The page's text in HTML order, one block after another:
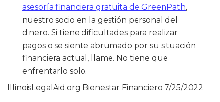
asesoría financiera gratuita de GreenPath,
nuestro socio en la gestión personal del
dinero. Si tiene dificultades para realizar
pagos o se siente abrumado por su situación
financiera actual, llame. No tiene que
enfrentarlo solo.
IllinoisLegalAid.org Bienestar Financiero 7/25/2022